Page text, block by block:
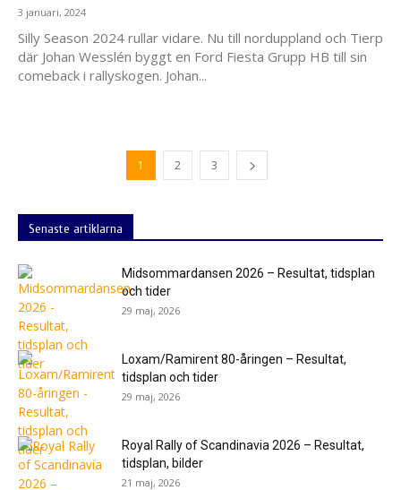
3 januari, 2024
Silly Season 2024 rullar vidare. Nu till norduppland och Tierp
där Johan Wesslén byggt en Ford Fiesta Grupp HB till sin
comeback i rallyskogen. Johan...
1 2 3
Senaste artiklarna
Midsommardansen 2026 – Resultat, tidsplan
och tider
29 maj, 2026
Loxam/Ramirent 80-åringen – Resultat,
tidsplan och tider
29 maj, 2026
Royal Rally of Scandinavia 2026 – Resultat,
tidsplan, bilder
21 maj, 2026